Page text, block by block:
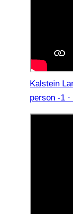
Kalstein
person -1 ·